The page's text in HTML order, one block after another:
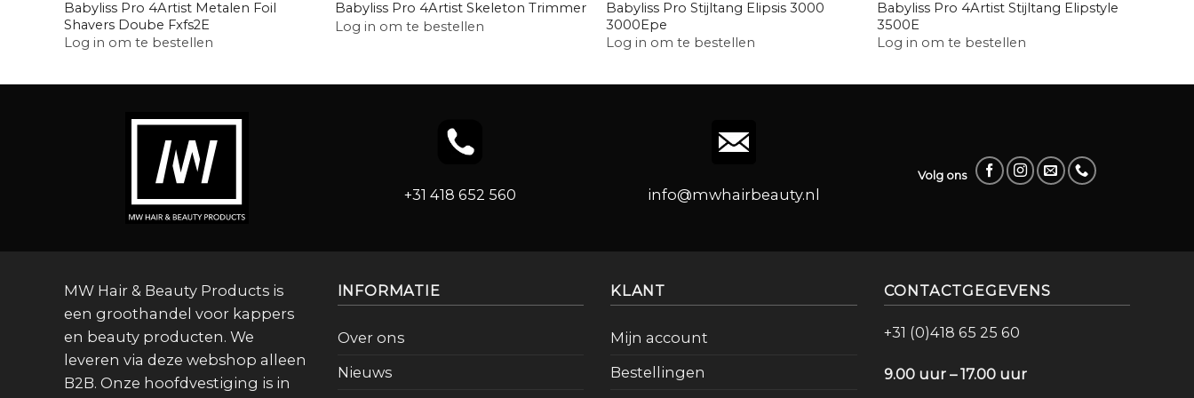
Babyliss Pro 4Artist Metalen Foil
Shavers Doube Fxfs2E
Log in om te bestellen
Babyliss Pro 4Artist Skeleton Trimmer
Log in om te bestellen
Babyliss Pro Stijltang Elipsis 3000
3000Epe
Log in om te bestellen
Babyliss Pro 4Artist Stijltang Elipstyle
3500E
Log in om te bestellen
+31 418 652 560 info@mwhairbeauty.nl
Volg ons
MW Hair & Beauty Products is
een groothandel voor kappers
en beauty producten. We
leveren via deze webshop alleen
B2B. Onze hoofdvestiging is in
INFORMATIE
Over ons
Nieuws
KLANT
Mijn account
Bestellingen
CONTACTGEGEVENS
+31 (0)418 65 25 60
9.00 uur – 17.00 uur